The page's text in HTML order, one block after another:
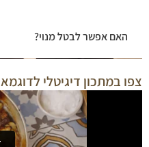
האם אפשר לבטל מנוי?
צפו במתכון דיגיטלי לדוגמא